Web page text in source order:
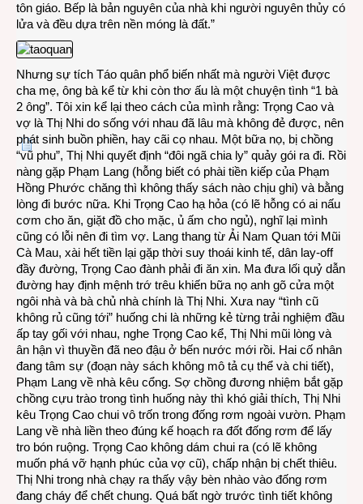
tôn giáo. Bếp là bản nguyên của nhà khi người nguyên thủy có
lửa và đều dựa trên nền móng là đất.”
Nhưng sự tích Táo quân phổ biến nhất mà người Việt được
cha mẹ, ông bà kể từ khi còn thơ ấu là một chuyện tình “1 bà
2 ông”. Tôi xin kể lại theo cách của mình rằng: Trọng Cao và
vợ là Thị Nhi do sống với nhau đã lâu mà không đẻ được, nên
phát sinh buồn phiền, hay cãi cọ nhau. Một bữa nọ, bị chồng
“vũ phu”, Thị Nhi quyết định “đôi ngã chia ly” quảy gói ra đi. Rồi
nàng gặp Phạm Lang (hỗng biết có phài tiền kiếp của Phạm
Hồng Phước chăng thì không thấy sách nào chịu ghi) và bằng
lòng đi bước nữa. Khi Trọng Cao hạ hỏa (có lẽ hỗng có ai nấu
cơm cho ăn, giặt đồ cho mặc, ủ ấm cho ngủ), nghĩ lại mình
cũng có lỗi nên đi tìm vợ. Lang thang từ Ải Nam Quan tới Mũi
Cà Mau, xài hết tiền lại gặp thời suy thoái kinh tế, dân lay-off
đầy đường, Trọng Cao đành phải đi ăn xin. Ma đưa lối quỷ dẫn
đường hay định mệnh trớ trêu khiến bữa nọ anh gõ cửa một
ngôi nhà và bà chủ nhà chính là Thị Nhi. Xưa nay “tình cũ
không rủ cũng tới” huống chi là những kẻ từng trải nghiệm đầu
ấp tay gối với nhau, nghe Trọng Cao kể, Thị Nhi mũi lòng và
ân hận vì thuyền đã neo đậu ở bến nước mới rồi. Hai cố nhân
đang tâm sự (đoạn này sách không mô tả cụ thể và chi tiết),
Phạm Lang về nhà kêu cổng. Sợ chồng đương nhiệm bắt gặp
chồng cựu trào trong tình huống này thì khó giải thích, Thị Nhi
kêu Trọng Cao chui vô trốn trong đống rơm ngoài vườn. Phạm
Lang về nhà liền theo đúng kế hoạch ra đốt đống rơm để lấy
tro bón ruộng. Trọng Cao không dám chui ra (có lẽ không
muốn phá vỡ hạnh phúc của vợ cũ), chấp nhận bị chết thiêu.
Thị Nhi trong nhà chạy ra thấy vậy bèn nhào vào đống rơm
đang cháy để chết chung. Quá bất ngờ trước tình tiết không